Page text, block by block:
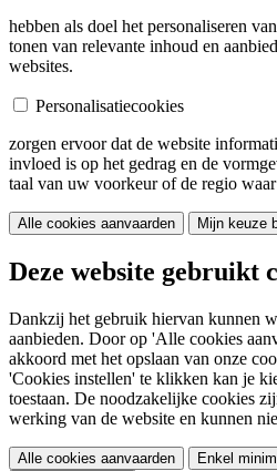
hebben als doel het personaliseren
tonen van relevante inhoud en
websites.
Personalisatiecookies
zorgen ervoor dat de website
invloed is op het gedrag en de
taal van uw voorkeur of de regio
Alle cookies aanvaarden Mijn keuze
Deze website gebruikt
Dankzij het gebruik hiervan kunnen
aanbieden. Door op 'Alle cookies
akkoord met het opslaan van onze
'Cookies instellen' te klikken kan je
toestaan. De noodzakelijke cookies
werking van de website en kunnen
Alle cookies aanvaarden Enkel